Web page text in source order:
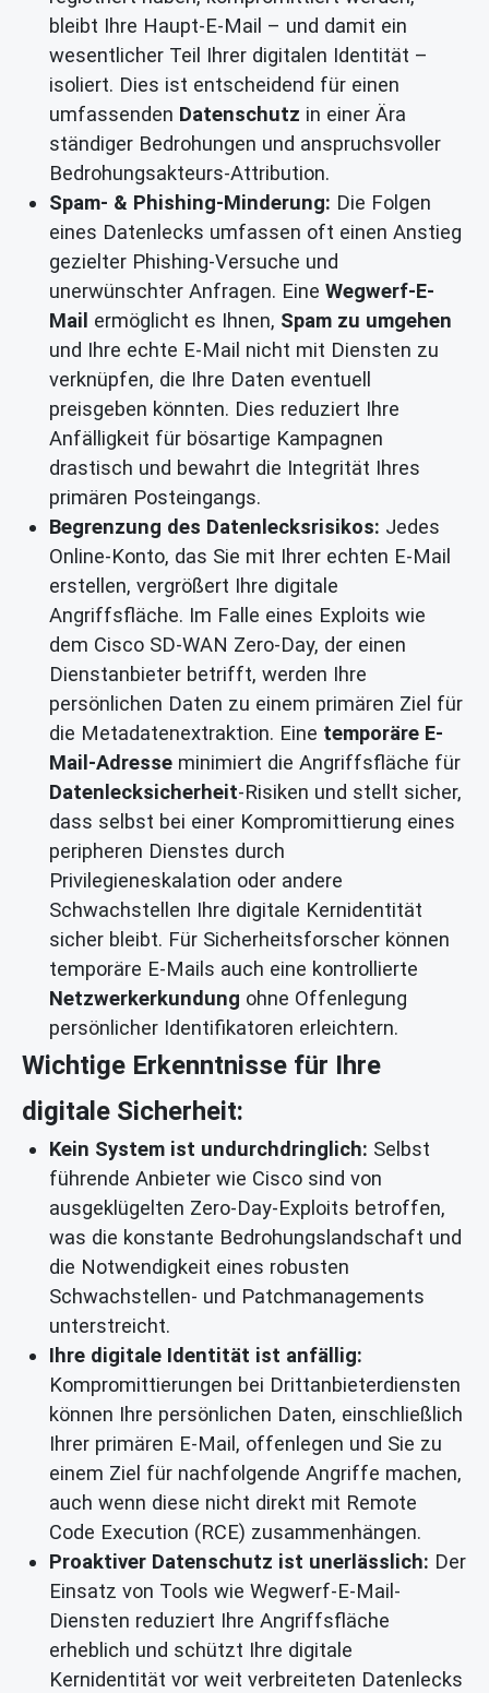
bleibt Ihre Haupt-E-Mail – und damit ein
wesentlicher Teil Ihrer digitalen Identität –
isoliert. Dies ist entscheidend für einen
umfassenden Datenschutz in einer Ära
ständiger Bedrohungen und anspruchsvoller
Bedrohungsakteurs-Attribution.
Spam- & Phishing-Minderung: Die Folgen
eines Datenlecks umfassen oft einen Anstieg
gezielter Phishing-Versuche und
unerwünschter Anfragen. Eine Wegwerf-E-
Mail ermöglicht es Ihnen, Spam zu umgehen
und Ihre echte E-Mail nicht mit Diensten zu
verknüpfen, die Ihre Daten eventuell
preisgeben könnten. Dies reduziert Ihre
Anfälligkeit für bösartige Kampagnen
drastisch und bewahrt die Integrität Ihres
primären Posteingangs.
Begrenzung des Datenlecksrisikos: Jedes
Online-Konto, das Sie mit Ihrer echten E-Mail
erstellen, vergrößert Ihre digitale
Angriffsfläche. Im Falle eines Exploits wie
dem Cisco SD-WAN Zero-Day, der einen
Dienstanbieter betrifft, werden Ihre
persönlichen Daten zu einem primären Ziel für
die Metadatenextraktion. Eine temporäre E-
Mail-Adresse minimiert die Angriffsfläche für
Datenlecksicherheit-Risiken und stellt sicher,
dass selbst bei einer Kompromittierung eines
peripheren Dienstes durch
Privilegieneskalation oder andere
Schwachstellen Ihre digitale Kernidentität
sicher bleibt. Für Sicherheitsforscher können
temporäre E-Mails auch eine kontrollierte
Netzwerkerkundung ohne Offenlegung
persönlicher Identifikatoren erleichtern.
Wichtige Erkenntnisse für Ihre
digitale Sicherheit:
Kein System ist undurchdringlich: Selbst
führende Anbieter wie Cisco sind von
ausgeklügelten Zero-Day-Exploits betroffen,
was die konstante Bedrohungslandschaft und
die Notwendigkeit eines robusten
Schwachstellen- und Patchmanagements
unterstreicht.
Ihre digitale Identität ist anfällig:
Kompromittierungen bei Drittanbieterdiensten
können Ihre persönlichen Daten, einschließlich
Ihrer primären E-Mail, offenlegen und Sie zu
einem Ziel für nachfolgende Angriffe machen,
auch wenn diese nicht direkt mit Remote
Code Execution (RCE) zusammenhängen.
Proaktiver Datenschutz ist unerlässlich: Der
Einsatz von Tools wie Wegwerf-E-Mail-
Diensten reduziert Ihre Angriffsfläche
erheblich und schützt Ihre digitale
Kernidentität vor weit verbreiteten Datenlecks